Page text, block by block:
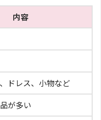
内容
ドレス、小物など
が多い